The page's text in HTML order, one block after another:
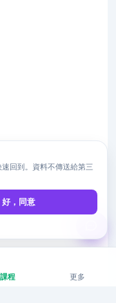
程 更多
回到。資料不傳送給第三
好，同意